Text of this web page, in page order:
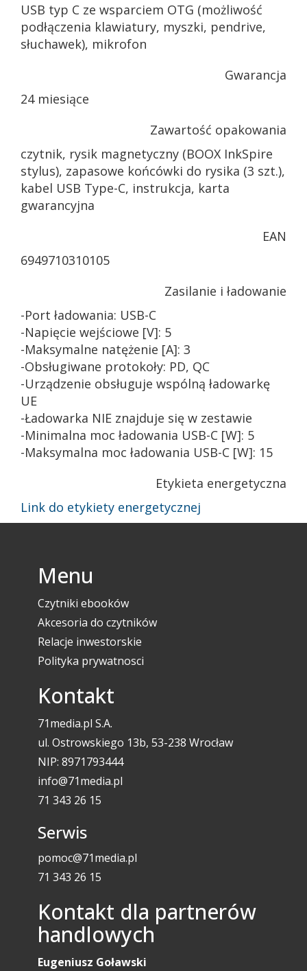
USB typ C ze wsparciem OTG (możliwość
podłączenia klawiatury, myszki, pendrive,
słuchawek), mikrofon
Gwarancja
24 miesiące
Zawartość opakowania
czytnik, rysik magnetyczny (BOOX InkSpire
stylus), zapasowe końcówki do rysika (3 szt.),
kabel USB Type-C, instrukcja, karta
gwarancyjna
EAN
6949710310105
Zasilanie i ładowanie
-Port ładowania: USB-C
-Napięcie wejściowe [V]: 5
-Maksymalne natężenie [A]: 3
-Obsługiwane protokoły: PD, QC
-Urządzenie obsługuje wspólną ładowarkę
UE
-Ładowarka NIE znajduje się w zestawie
-Minimalna moc ładowania USB-C [W]: 5
-Maksymalna moc ładowania USB-C [W]: 15
Etykieta energetyczna
Link do etykiety energetycznej
Menu
Czytniki ebooków
Akcesoria do czytników
Relacje inwestorskie
Polityka prywatnosci
Kontakt
71media.pl S.A.
ul. Ostrowskiego 13b, 53-238 Wrocław
NIP: 8971793444
info@71media.pl
71 343 26 15
Serwis
pomoc@71media.pl
71 343 26 15
Kontakt dla partnerów
handlowych
Eugeniusz Goławski